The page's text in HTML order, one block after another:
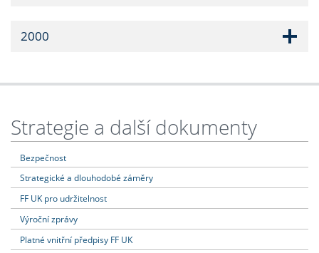
2000
Strategie a další dokumenty
Bezpečnost
Strategické a dlouhodobé záměry
FF UK pro udržitelnost
Výroční zprávy
Platné vnitřní předpisy FF UK